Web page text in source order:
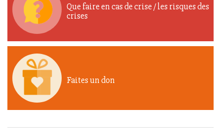
Que faire en cas de crise / les risques des
crises
Faites un don